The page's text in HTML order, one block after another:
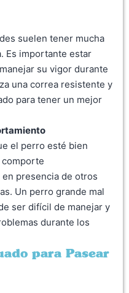
suelen tener mucha
Es importante estar
su vigor durante
una correa resistente y
para tener un mejor
el perro esté bien
comporte
presencia de otros
Un perro grande mal
ser difícil de manejar y
durante los
para Pasear